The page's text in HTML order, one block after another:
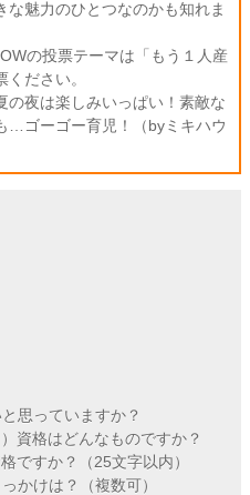
な魅力のひとつなのかも知れま
の投票テーマは「もう１人産
ださい。
夜は楽しみいっぱい！素敵な
…ゴーゴー育児！（byミキハウ
思っていますか？
資格はどんなものですか？
ですか？（25文字以内）
かけは？（複数可）